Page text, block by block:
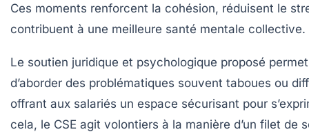
Ces moments renforcent la cohésion, réduisent le
contribuent à une meilleure santé mentale collective.
Le soutien juridique et psychologique proposé
d’aborder des problématiques souvent taboues ou
offrant aux salariés un espace sécurisant pour
cela, le CSE agit volontiers à la manière d’un filet de